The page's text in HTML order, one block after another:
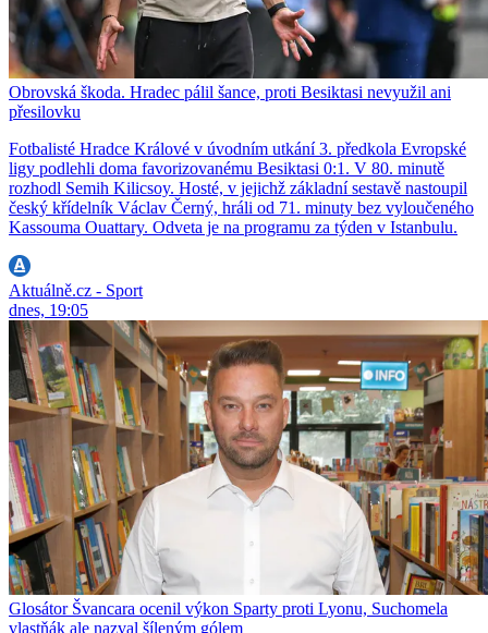
Obrovská škoda. Hradec pálil šance, proti Besiktasi nevyužil ani
přesilovku
Fotbalisté Hradce Králové v úvodním utkání 3. předkola Evropské
ligy podlehli doma favorizovanému Besiktasi 0:1. V 80. minutě
rozhodl Semih Kilicsoy. Hosté, v jejichž základní sestavě nastoupil
český křídelník Václav Černý, hráli od 71. minuty bez vyloučeného
Kassouma Ouattary. Odveta je na programu za týden v Istanbulu.
Aktuálně.cz - Sport
dnes, 19:05
Glosátor Švancara ocenil výkon Sparty proti Lyonu, Suchomela
vlastňák ale nazval šíleným gólem